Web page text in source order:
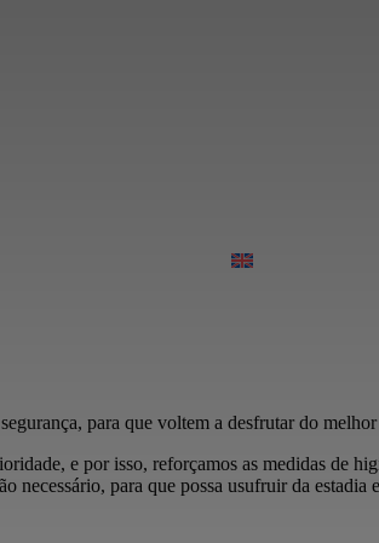
para que voltem a desfrutar do
e por isso, reforçamos as medidas de
necessário, para que possa usufruir da